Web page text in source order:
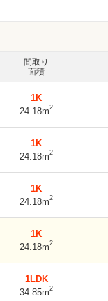
間取り
面積
1K
24.18m2
1K
24.18m2
1K
24.18m2
1K
24.18m2
1LDK
34.85m2